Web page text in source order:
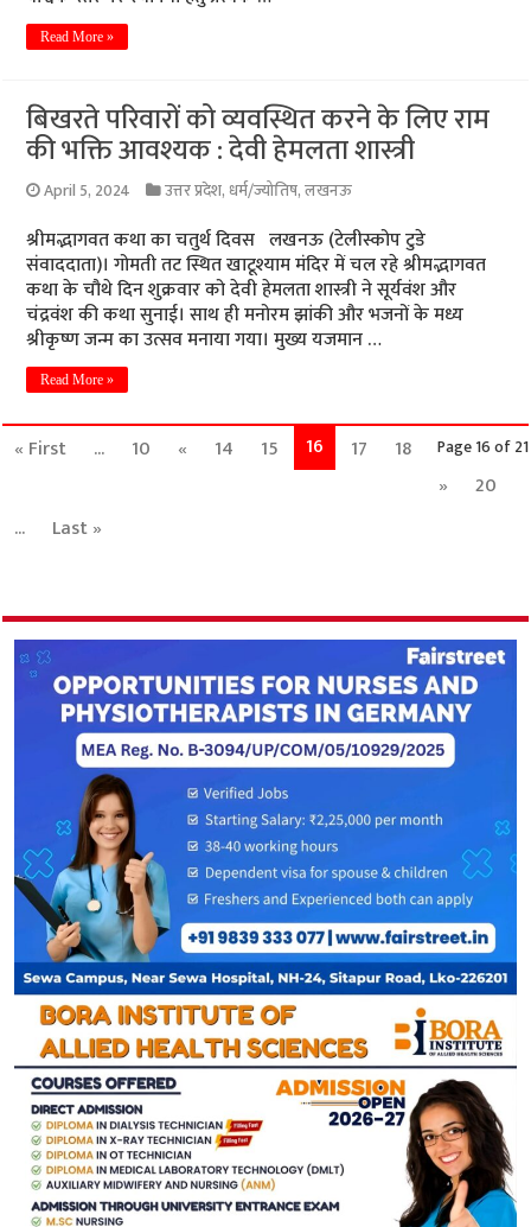
Read More »
बिखरते परिवारों को व्यवस्थित करने के लिए राम
की भक्ति आवश्यक : देवी हेमलता शास्त्री
April 5, 2024 उत्तर प्रदेश, धर्म/ज्योतिष,लखनऊ
श्रीमद्भागवत कथा का चतुर्थ दिवस लखनऊ (टेलीस्कोप टुडे
संवाददाता)। गोमती तट स्थित खाटूश्याम मंदिर में चल रहे श्रीमद्भागवत
कथा के चौथे दिन शुक्रवार को देवी हेमलता शास्त्री ने सूर्यवंश और
चंद्रवंश की कथा सुनाई। साथ ही मनोरम झांकी और भजनों के मध्य
श्रीकृष्ण जन्म का उत्सव मनाया गया। मुख्य यजमान …
Read More »
Page 16 of 21
« First ... 10 « 14 15 16 17
18
»
20
...
Last »